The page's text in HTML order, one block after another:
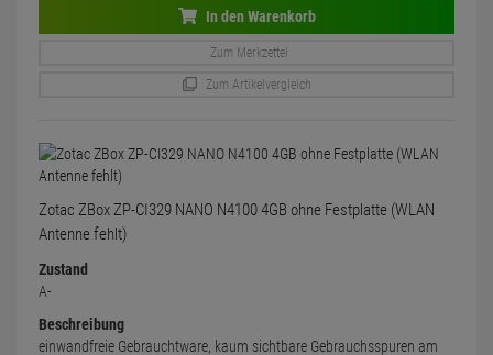
In den Warenkorb
Zum Merkzettel
Zum Artikelvergleich
Zotac ZBox ZP-CI329 NANO N4100 4GB ohne Festplatte (WLAN
Antenne fehlt)
Zustand
A-
Beschreibung
einwandfreie Gebrauchtware, kaum sichtbare Gebrauchsspuren am